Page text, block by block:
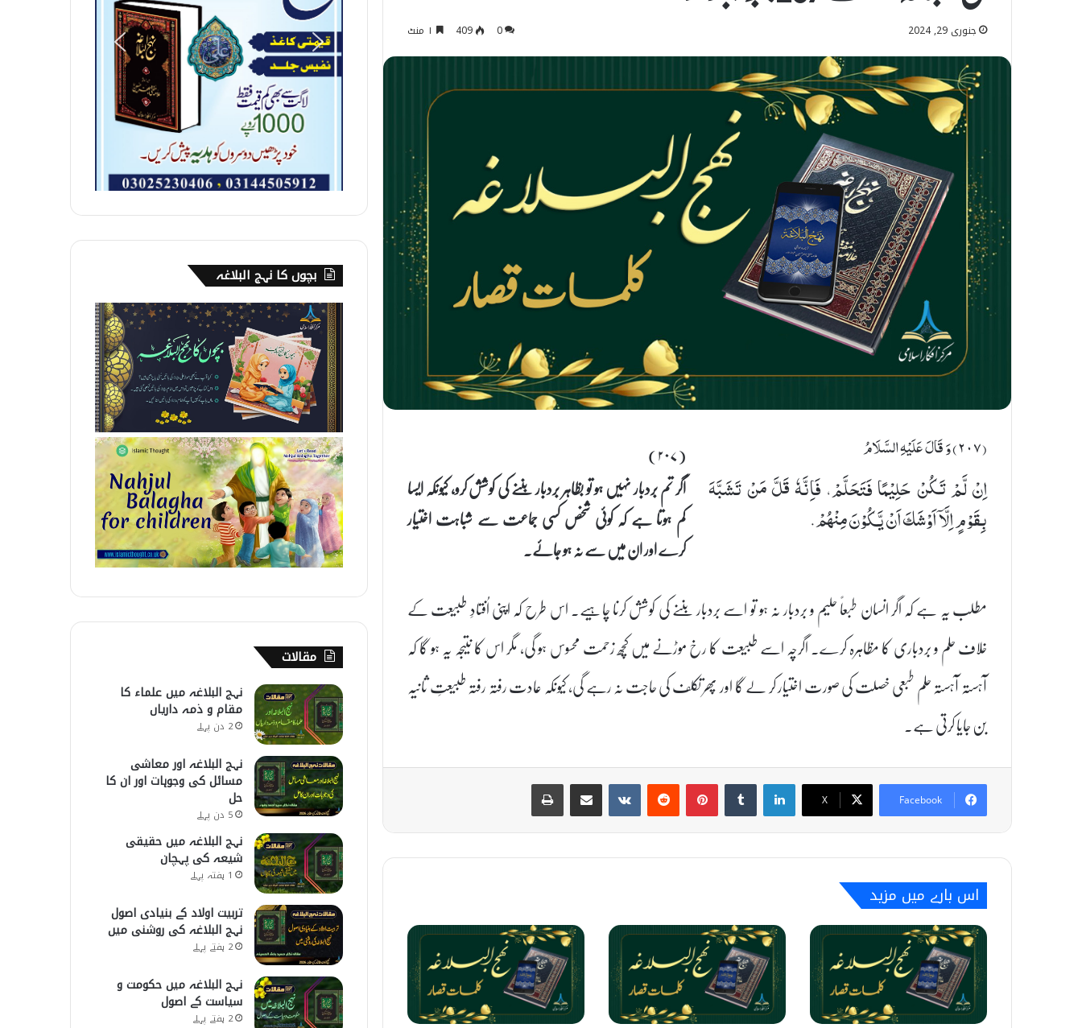
جنوری 29, 2024 0
409
(٢٠٧) وَ قَالَ عَلَیْهِ السَّلَامُ (۲۰۷)
اِنْ لَّمْ تَكُنْ حَلِیْمًا فَتَحَلَّمْ، فَاِنَّهٗ قَلَّ مَنْ تَشَبَّهَ
بِقَوْمٍ اِلَّاۤ اَوْشَكَ اَنْ یَّكُوْنَ مِنْهُمْ.
اگر تم بردبار نہیں ہو تو بظاہر بردبار بننے کی کوشش کرو، کیونکہ ایسا
کم ہوتا ہے کہ کوئی شخص کسی جماعت سے شباہت اختیار
کرے اور ان میں سے نہ ہو جائے۔
مطلب یہ ہے کہ اگر انسان طبعاً حلیم و بردبار نہ ہو تو اسے بردبار بننے کی کوشش کرنا چاہیے۔ اس طرح کہ اپنی اُفتادِ طبیعت کے
خلاف حلم و بردباری کا مظاہرہ کرے۔ اگرچہ اسے طبیعت کا رخ موڑنے میں کچھ زحمت محسوس ہو گی، مگر اس کا نتیجہ یہ ہو گا کہ
آہستہ آہستہ حلم طبعی خصلت کی صورت اختیار کر لے گا اور پھر تکلف کی حاجت نہ رہے گی، کیونکہ عادت رفتہ رفتہ طبیعتِ ثانیہ
بن جایا کرتی ہے۔
Facebook
X
اس بارے میں مزید
بچوں کا نہج البلاغہ
مقالات
نہج البلاغہ میں علماء کا
مقام و ذمہ داریاں
2 دن پہلے
نہج البلاغہ اور معاشی
مسائل کی وجوہات اور ان کا
حل
5 دن پہلے
نہج البلاغہ میں حقیقی
شیعہ کی پہچان
1 ہفتہ پہلے
تربیت اولاد کے بنیادی اصول
نہج البلاغہ کی روشنی میں
2 ہفتے پہلے
نہج البلاغہ میں حکومت و
سیاست کے اصول
2 ہفتے پہلے